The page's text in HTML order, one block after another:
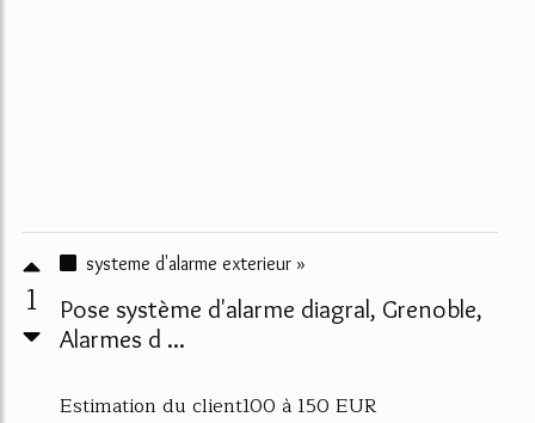
1
systeme d'alarme exterieur »
Pose système d'alarme diagral, Grenoble,
Alarmes d ...
Estimation du client100 à 150 EUR